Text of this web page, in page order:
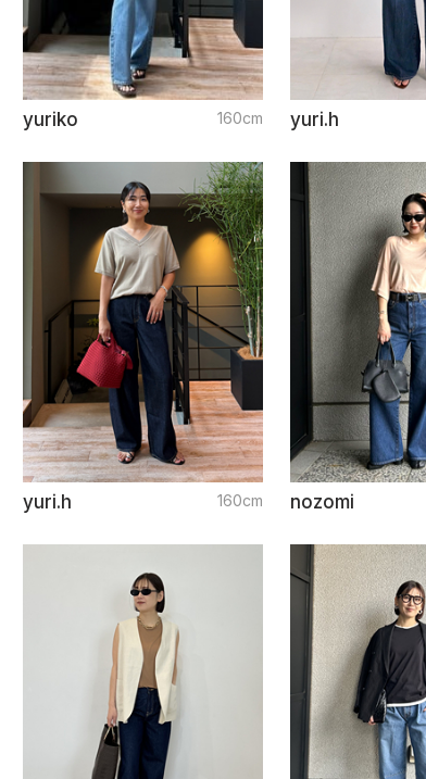
yuriko 160cm yuri.h
yuri.h 160cm nozomi